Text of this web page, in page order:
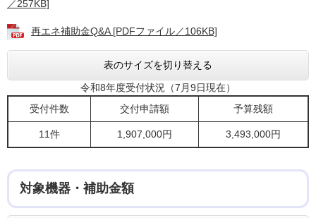
／257KB]
再エネ補助金Q&A [PDFファイル／106KB]
表のサイズを切り替える
令和8年度受付状況（7月9日現在）
受付件数
交付申請額 予算残額
11件 1,907,000円 3,493,000円
対象機器・補助金額